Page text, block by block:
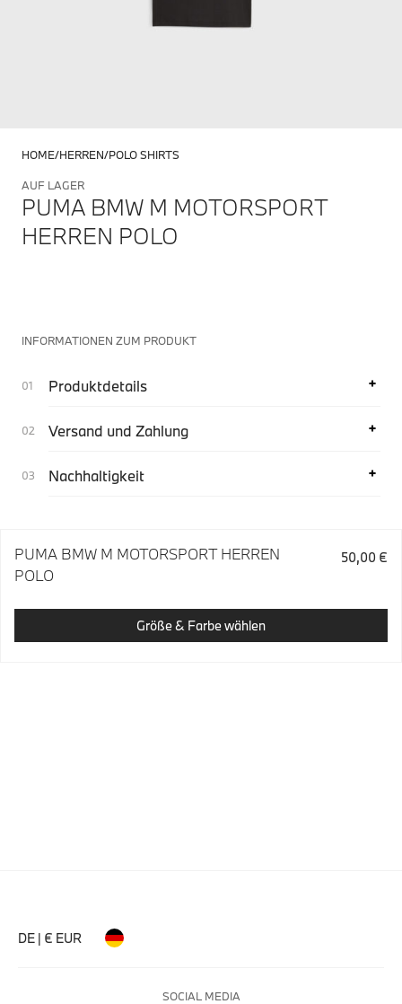
HOME HERREN POLO SHIRTS
AUF LAGER
PUMA BMW M MOTORSPORT
HERREN POLO
INFORMATIONEN ZUM PRODUKT
Produktdetails
Versand und Zahlung
Nachhaltigkeit
PUMA BMW M MOTORSPORT HERREN
POLO
50,00 €
Größe & Farbe wählen
DE | € EUR
SOCIAL MEDIA